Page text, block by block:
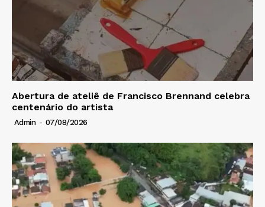
Abertura de ateliê de Francisco Brennand celebra
centenário do artista
Admin - 07/08/2026